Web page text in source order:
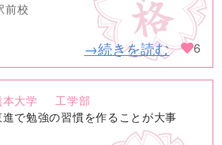
前校
→続きを読む 6
本大学
工学部
進で勉強の習慣を作ることが大事